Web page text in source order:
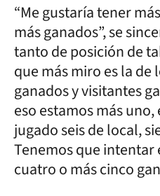
“Me gustaría tener
más ganados”, se
tanto de posición de
que más miro es la
ganados y visitantes
eso estamos más
jugado seis de local,
Tenemos que intentar
cuatro o más cinco